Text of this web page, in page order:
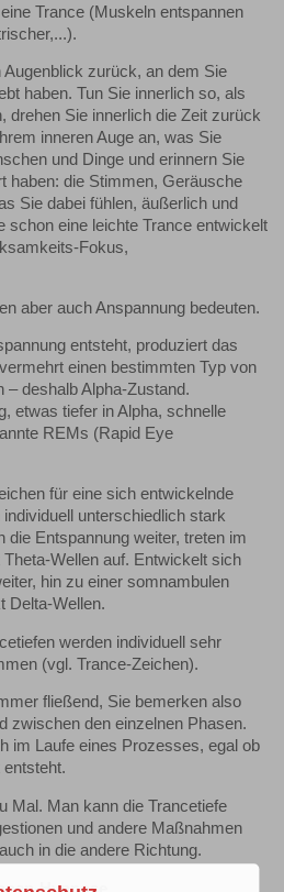
Trance (Muskeln entspannen
zurück, an dem Sie
haben. Tun Sie innerlich so, als
drehen Sie innerlich die Zeit zurück
inneren Auge an, was Sie
und Dinge und erinnern Sie
haben: die Stimmen, Geräusche
Sie dabei fühlen, äußerlich und
schon eine leichte Trance entwickelt
Fokus,
aber auch Anspannung bedeuten.
entsteht, produziert das
einen bestimmten Typ von
– deshalb Alpha-Zustand.
etwas tiefer in Alpha, schnelle
REMs (Rapid Eye
für eine sich entwickelnde
unterschiedlich stark
die Entspannung weiter, treten im
Wellen auf. Entwickelt sich
hin zu einer somnambulen
Delta-Wellen.
werden individuell sehr
(vgl. Trance-Zeichen).
fließend, Sie bemerken also
zwischen den einzelnen Phasen.
im Laufe eines Prozesses, egal ob
Mal. Man kann die Trancetiefe
und andere Maßnahmen
in die andere Richtung.
Hypnose